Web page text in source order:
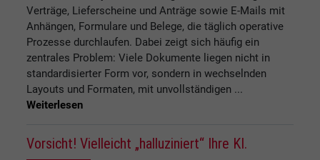
Verträge, Lieferscheine und Anträge sowie E-Mails mit
Anhängen, Formulare und Belege, die täglich operative
Prozesse durchlaufen. Dabei zeigt sich häufig ein
zentrales Problem: Viele Dokumente liegen nicht in
standardisierter Form vor, sondern in wechselnden
Layouts und Formaten, mit unvollständigen ...
Weiterlesen
Vorsicht! Vielleicht „halluziniert“ Ihre KI.